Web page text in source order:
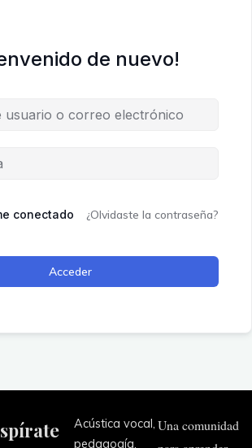
de nuevo!
conectado ¿Olvidaste la contraseña?
Acceder
Acústica vocal,
pedagogía,
Una comunidad